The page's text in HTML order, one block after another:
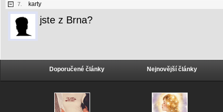
7. karty
jste z Brna?
Doporučené články Nejnovější články